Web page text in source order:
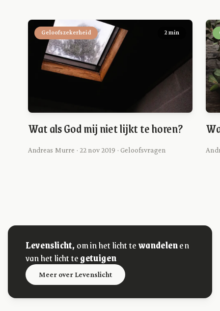
Geloofszekerheid 2 min
Wat als God mij niet lijkt te horen?
Andreas Murre · 22 nov 2019 · Geloofsvragen
Levenslicht, om in het licht tewandelenen
van het licht tegetuigen
Meer over Levenslicht